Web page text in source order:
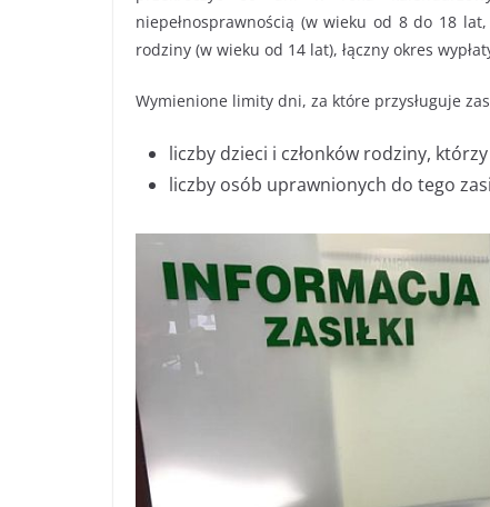
niepełnosprawnością (w wieku od 8 do 18
rodziny (w wieku od 14 lat), łączny okres
Wymienione limity dni, za które przysługuje
liczby dzieci i członków rodziny,
liczby osób uprawnionych do tego